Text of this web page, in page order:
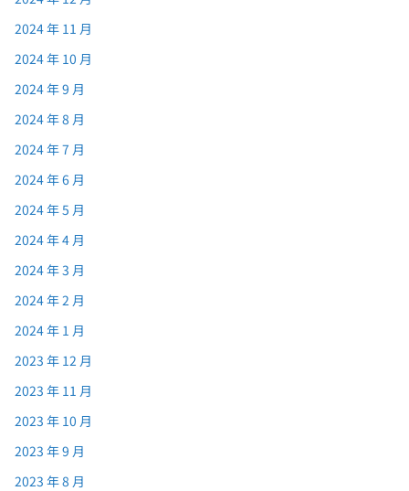
2024 年 11 月
2024 年 10 月
2024 年 9 月
2024 年 8 月
2024 年 7 月
2024 年 6 月
2024 年 5 月
2024 年 4 月
2024 年 3 月
2024 年 2 月
2024 年 1 月
2023 年 12 月
2023 年 11 月
2023 年 10 月
2023 年 9 月
2023 年 8 月